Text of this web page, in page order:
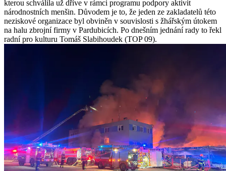
kterou schválila už dříve v rámci programu podpory aktivit
národnostních menšin. Důvodem je to, že jeden ze zakladatelů této
neziskové organizace byl obviněn v souvislosti s žhářským útokem
na halu zbrojní firmy v Pardubicích. Po dnešním jednání rady to řekl
radní pro kulturu Tomáš Slabihoudek (TOP 09).